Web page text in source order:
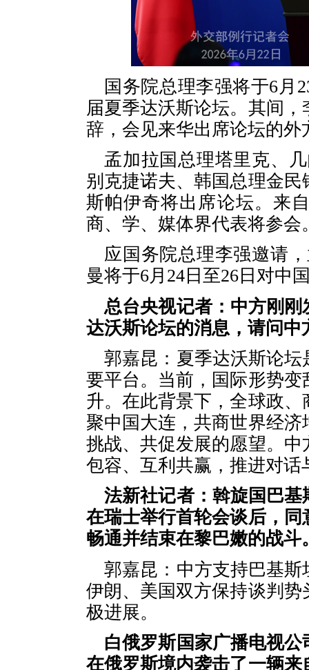
国务院总理李强将于6月
届夏季达沃斯论坛。其间
辞，会见来华出席论坛的
孟加拉国总理塔里克、
别克捷诺夫、韩国总理金
斯帕伊奇将出席论坛。来
商、学、媒体界代表将参会
应国务院总理李强邀请
曼将于6月24日至26日对中
总台央视记者：中方刚
达沃斯论坛的消息，请问
郭嘉昆：夏季达沃斯论
要平台。当前，国际形势
升。在此背景下，全球政
聚中国大连，共商世界经
挑战、共促发展的愿望。
包容、互利共赢，推进对
法新社记者：斡旋国巴
在瑞士举行首轮会谈后，
畅通并结束在黎巴嫩的战
郭嘉昆：中方支持巴基
伊朗、美国双方保持谈判
极进展。
白俄罗斯国家广播电视
在俄罗斯境内袭击了一辆